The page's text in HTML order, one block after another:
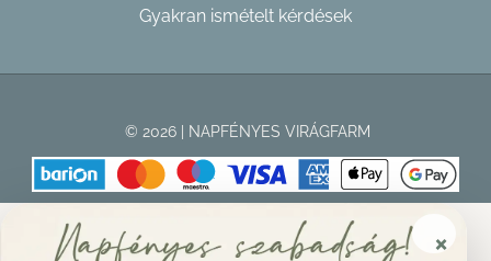
Gyakran ismételt kérdések
© 2026 | NAPFÉNYES VIRÁGFARM
×